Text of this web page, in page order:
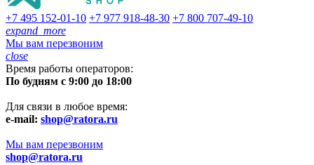
+7 495 152-01-10 +7 977 918-48-30 +7 800 707-49-10
expand_more
Мы вам перезвоним
close
Время работы операторов:
По будням с 9:00 до 18:00
Для связи в любое время:
e-mail: shop@ratora.ru
Мы вам перезвоним
shop@ratora.ru